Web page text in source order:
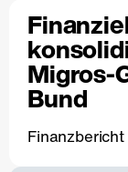
Migros-
Bund
Finanzbericht